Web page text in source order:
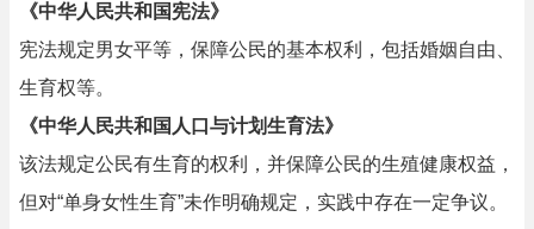
《中华人民共和国宪法》
宪法规定男女平等，保障公民的基本权利，包括婚姻自由、
生育权等。
《中华人民共和国人口与计划生育法》
该法规定公民有生育的权利，并保障公民的生殖健康权益，
但对“单身女性生育”未作明确规定，实践中存在一定争议。